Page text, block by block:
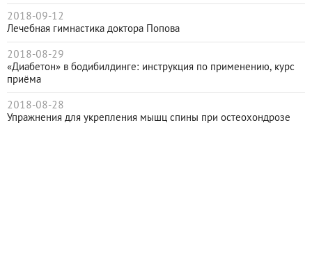
2018-09-12
Лечебная гимнастика доктора Попова
2018-08-29
«Диабетон» в бодибилдинге: инструкция по применению, курс
приёма
2018-08-28
Упражнения для укрепления мышц спины при остеохондрозе